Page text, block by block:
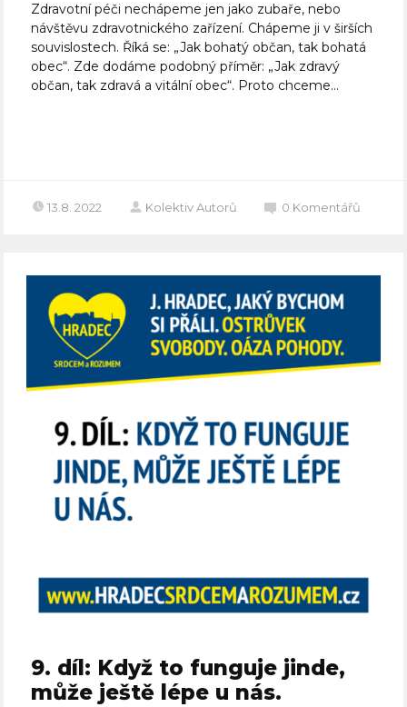
Zdravotní péči nechápeme jen jako zubaře, nebo
návštěvu zdravotnického zařízení. Chápeme ji v širších
souvislostech. Říká se: „Jak bohatý občan, tak bohatá
obec“. Zde dodáme podobný příměr: „Jak zdravý
občan, tak zdravá a vitální obec“. Proto chceme...
13.8. 2022 Kolektiv Autorů 0 Komentářů
9. díl: Když to funguje jinde,
může ještě lépe u nás.